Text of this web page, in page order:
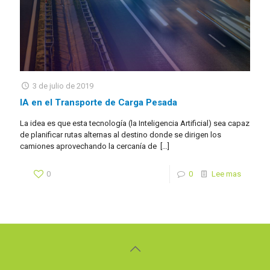
3 de julio de 2019
IA en el Transporte de Carga Pesada
La idea es que esta tecnología (la Inteligencia Artificial) sea capaz
de planificar rutas alternas al destino donde se dirigen los
camiones aprovechando la cercanía de […]
0 0 Lee mas